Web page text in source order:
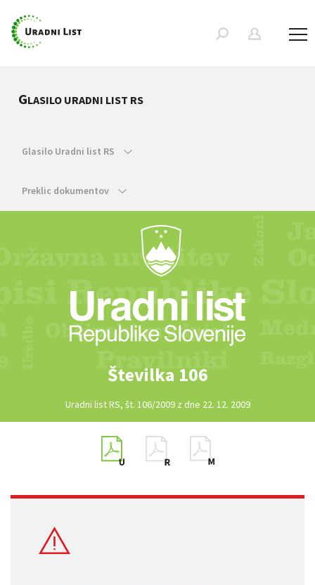
GLASILO URADNI LIST RS
Glasilo Uradni list RS
Preklic dokumentov
Številka 106
Uradni list RS, št. 106/2009 z dne 22. 12. 2009